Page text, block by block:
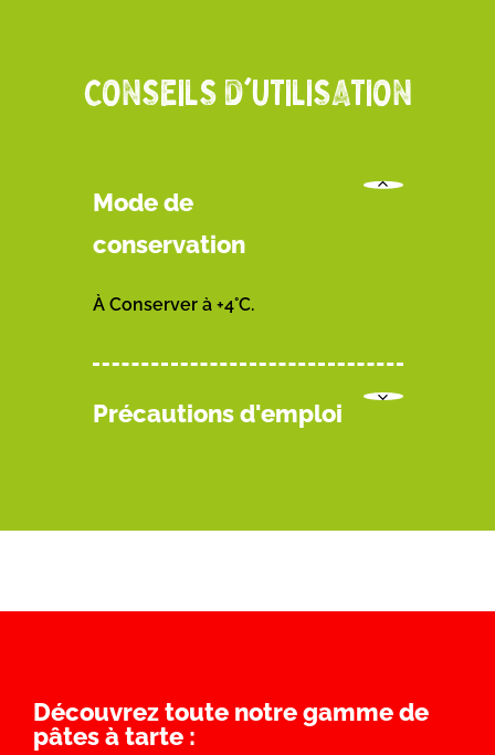
CONSEILS D'UTILISATION
Mode de
conservation
À Conserver à +4°C.
Précautions d'emploi
Découvrez toute notre gamme de
pâtes à tarte :